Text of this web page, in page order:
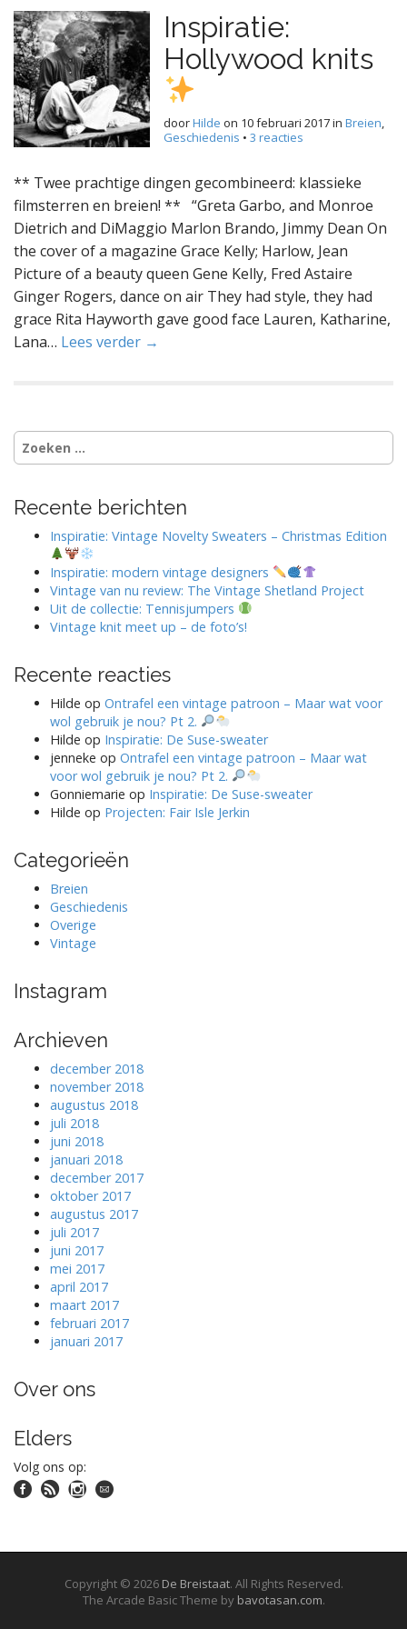
Inspiratie:
Hollywood knits
doorHilde on 10 februari 2017in Breien,
Geschiedenis • 3 reacties
** Twee prachtige dingen gecombineerd: klassieke
filmsterren en breien! ** “Greta Garbo, and Monroe
Dietrich and DiMaggio Marlon Brando, Jimmy Dean On
the cover of a magazine Grace Kelly; Harlow, Jean
Picture of a beauty queen Gene Kelly, Fred Astaire
Ginger Rogers, dance on air They had style, they had
grace Rita Hayworth gave good face Lauren, Katharine,
Lana… Lees verder →
Zoeken
naar:
Recente berichten
Inspiratie: Vintage Novelty Sweaters – Christmas Edition
Inspiratie: modern vintage designers
Vintage van nu review: The Vintage Shetland Project
Uit de collectie: Tennisjumpers
Vintage knit meet up – de foto’s!
Recente reacties
Hilde op Ontrafel een vintage patroon – Maar wat voor
wol gebruik je nou? Pt 2.
Hilde op Inspiratie: De Suse-sweater
jenneke op Ontrafel een vintage patroon – Maar wat
voor wol gebruik je nou? Pt 2.
Gonniemarie op Inspiratie: De Suse-sweater
Hilde op Projecten: Fair Isle Jerkin
Categorieën
Breien
Geschiedenis
Overige
Vintage
Instagram
Archieven
december 2018
november 2018
augustus 2018
juli 2018
juni 2018
januari 2018
december 2017
oktober 2017
augustus 2017
juli 2017
juni 2017
mei 2017
april 2017
maart 2017
februari 2017
januari 2017
Over ons
Elders
Volg ons op:
Copyright © 2026 De Breistaat. All Rights Reserved.
The Arcade Basic Theme by bavotasan.com.